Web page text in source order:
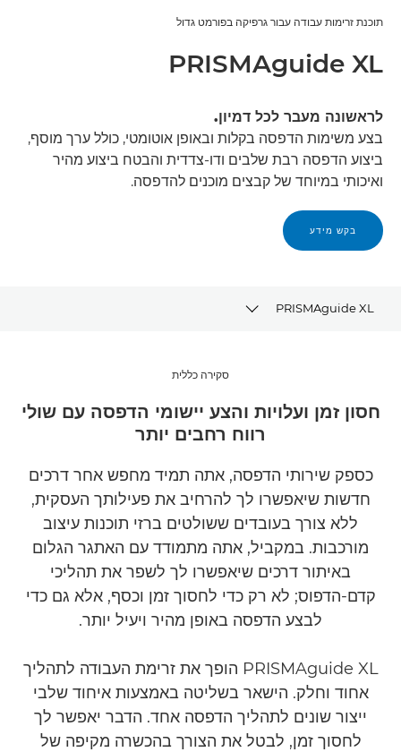
תוכנת זרימות עבודה עבור גרפיקה בפורמט גדול
PRISMAguide XL
לראשונה מעבר לכל דמיון.
בצע משימות הדפסה בקלות ובאופן אוטומטי, כולל ערך מוסף,
ביצוע הדפסה רבת שלבים ודו-צדדית והבטח ביצוע מהיר
ואיכותי במיוחד של קבצים מוכנים להדפסה.
בקש מידע
PRISMAguide XL
סקירה כללית
חסון זמן ועלויות והצע יישומי הדפסה עם שולי
רווח רחבים יותר
כספק שירותי הדפסה, אתה תמיד מחפש אחר דרכים
חדשות שיאפשרו לך להרחיב את פעילותך העסקית,
ללא צורך בעובדים ששולטים ברזי תוכנות עיצוב
מורכבות. במקביל, אתה מתמודד עם האתגר הגלום
באיתור דרכים שיאפשרו לך לשפר את תהליכי
קדם-הדפוס; לא רק כדי לחסוך זמן וכסף, אלא גם כדי
לבצע הדפסה באופן מהיר ויעיל יותר.
PRISMAguide XL הופך את זרימת העבודה לתהליך
אחוד וחלק. הישאר בשליטה באמצעות איחוד שלבי
ייצור שונים לתהליך הדפסה אחד. הדבר יאפשר לך
לחסוך זמן, לבטל את הצורך בהכשרה מקיפה של